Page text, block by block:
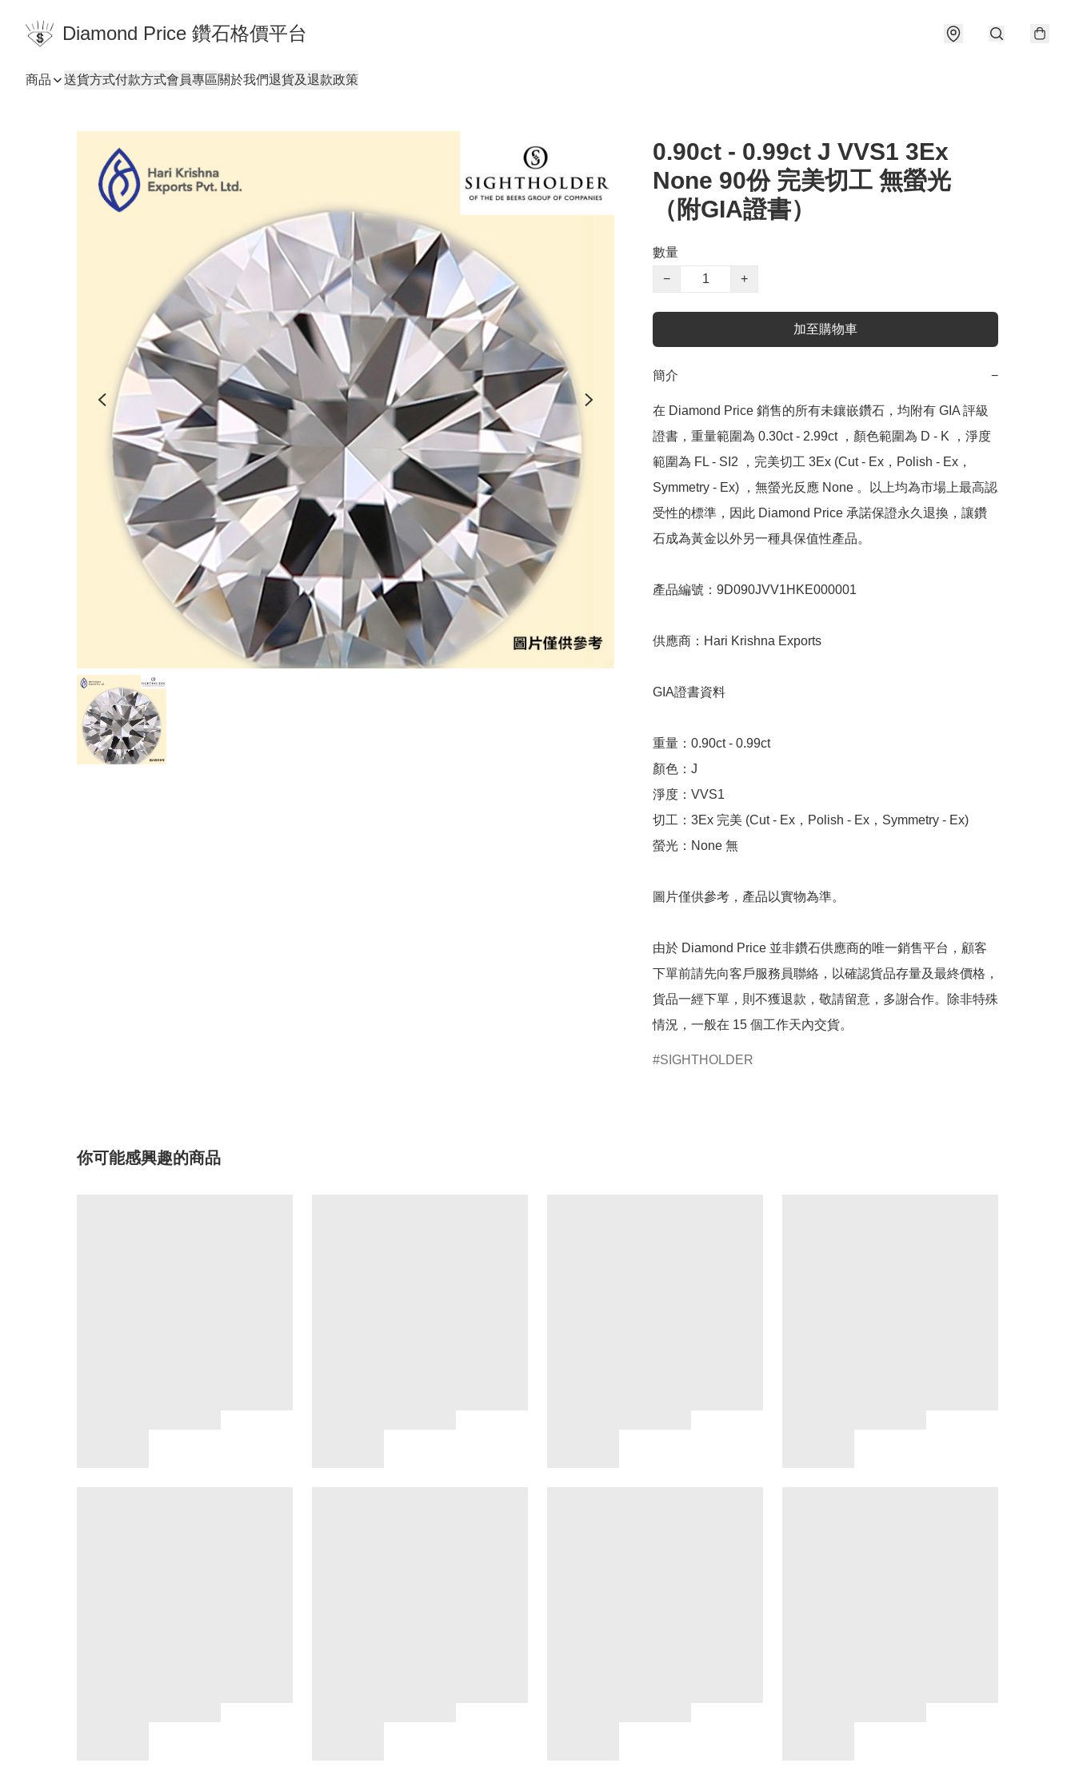
Diamond Price 鑽石格價平台
商品 送貨方式付款方式會員專區關於我們退貨及退款政策
0.90ct - 0.99ct J VVS1 3Ex
None 90份 完美切工 無螢光
（附GIA證書）
數量
−
+
加至購物車
簡介 −
在 Diamond Price 銷售的所有未鑲嵌鑽石，均附有 GIA 評級
證書，重量範圍為 0.30ct - 2.99ct ，顏色範圍為 D - K ，淨度
範圍為 FL - SI2 ，完美切工 3Ex (Cut - Ex，Polish - Ex，
Symmetry - Ex) ，無螢光反應 None 。以上均為市場上最高認
受性的標準，因此 Diamond Price 承諾保證永久退換，讓鑽
石成為黃金以外另一種具保值性產品。
產品編號：9D090JVV1HKE000001
供應商：Hari Krishna Exports
GIA證書資料
重量：0.90ct - 0.99ct
顏色：J
淨度：VVS1
切工：3Ex 完美 (Cut - Ex，Polish - Ex，Symmetry - Ex)
螢光：None 無
圖片僅供參考，產品以實物為準。
由於 Diamond Price 並非鑽石供應商的唯一銷售平台，顧客
下單前請先向客戶服務員聯絡，以確認貨品存量及最終價格，
貨品一經下單，則不獲退款，敬請留意，多謝合作。除非特殊
情況，一般在 15 個工作天內交貨。
SIGHTHOLDER
你可能感興趣的商品